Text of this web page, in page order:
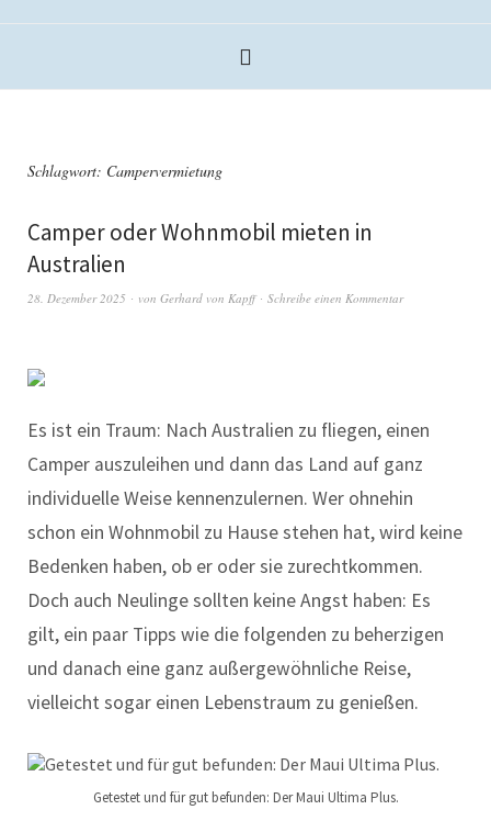
Schlagwort: Campervermietung
Camper oder Wohnmobil mieten in
Australien
28. Dezember 2025 von Gerhard von Kapff Schreibe einen Kommentar
Es ist ein Traum: Nach Australien zu fliegen, einen
Camper auszuleihen und dann das Land auf ganz
individuelle Weise kennenzulernen. Wer ohnehin
schon ein Wohnmobil zu Hause stehen hat, wird keine
Bedenken haben, ob er oder sie zurechtkommen.
Doch auch Neulinge sollten keine Angst haben: Es
gilt, ein paar Tipps wie die folgenden zu beherzigen
und danach eine ganz außergewöhnliche Reise,
vielleicht sogar einen Lebenstraum zu genießen.
Getestet und für gut befunden: Der Maui Ultima Plus.